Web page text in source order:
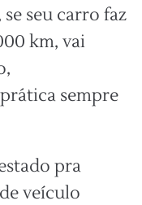
seu carro faz
km, vai
sempre
pra
veículo